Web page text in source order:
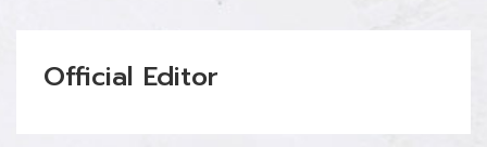
Official Editor